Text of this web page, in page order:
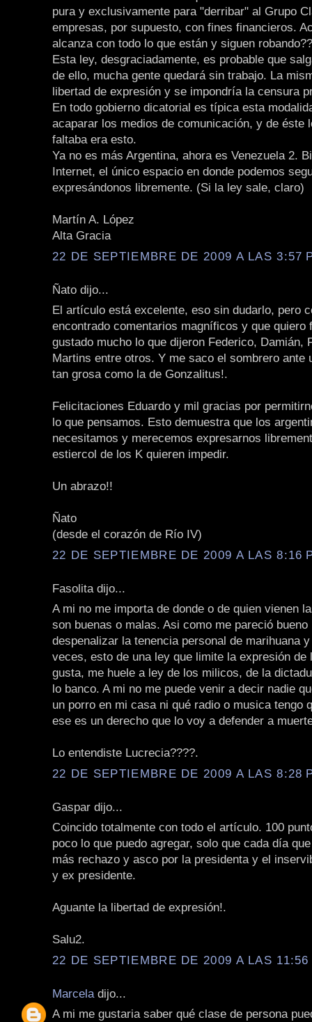
pura y exclusivamente para "derribar" al Grupo
empresas, por supuesto, con fines financieros.
alcanza con todo lo que están y siguen
Esta ley, desgraciadamente, es probable que
de ello, mucha gente quedará sin trabajo. La
libertad de expresión y se impondría la censura
En todo gobierno dicatorial es típica esta
acaparar los medios de comunicación, y de éste
faltaba era esto.
Ya no es más Argentina, ahora es Venezuela 2.
Internet, el único espacio en donde podemos
expresándonos libremente. (Si la ley sale, claro)
Martín A. López
Alta Gracia
22 DE SEPTIEMBRE DE 2009 A LAS 3:57
Ñato dijo...
El artículo está excelente, eso sin dudarlo, pero
encontrado comentarios magníficos y que quiero
gustado mucho lo que dijeron Federico, Damián,
Martins entre otros. Y me saco el sombrero ante
tan grosa como la de Gonzalitus!.
Felicitaciones Eduardo y mil gracias por
lo que pensamos. Esto demuestra que los
necesitamos y merecemos expresarnos
estiercol de los K quieren impedir.
Un abrazo!!
Ñato
(desde el corazón de Río IV)
22 DE SEPTIEMBRE DE 2009 A LAS 8:16
Fasolita dijo...
A mi no me importa de donde o de quien vienen
son buenas o malas. Asi como me pareció bueno
despenalizar la tenencia personal de marihuana
veces, esto de una ley que limite la expresión de
gusta, me huele a ley de los milicos, de la
lo banco. A mi no me puede venir a decir nadie
un porro en mi casa ni qué radio o musica tengo
ese es un derecho que lo voy a defender a
Lo entendiste Lucrecia????.
22 DE SEPTIEMBRE DE 2009 A LAS 8:28
Gaspar dijo...
Coincido totalmente con todo el artículo. 100
poco lo que puedo agregar, solo que cada día
más rechazo y asco por la presidenta y el
y ex presidente.
Aguante la libertad de expresión!.
Salu2.
22 DE SEPTIEMBRE DE 2009 A LAS 11:56
Marcela dijo...
A mi me gustaria saber qué clase de persona